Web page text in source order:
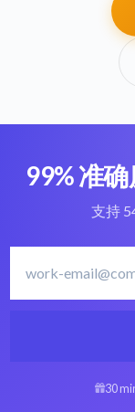
99% 准确
支持
30